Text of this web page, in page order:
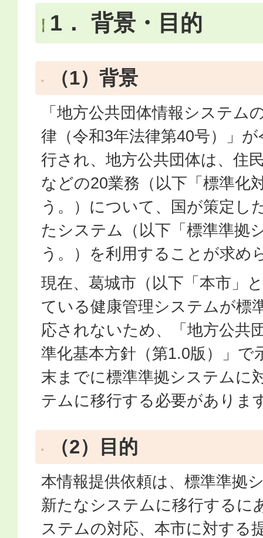
1． 背景・目的
（1）背景
「地方公共団体情報システム
律（令和3年法律第40号）」
行され、地方公共団体は、住
などの20業務（以下「標準化
う。）について、国が策定し
たシステム（以下「標準準拠
う。）を利用することが求め
現在、葛城市（以下「本市」
ている健康管理システムが標
応されないため、「地方公共
準化基本方針（第1.0版）」で
末までに標準準拠システムに
テムに移行する必要がありま
（2）目的
本情報提供依頼は、標準準拠
新たなシステムに移行するに
ステムの対応、本市に対する